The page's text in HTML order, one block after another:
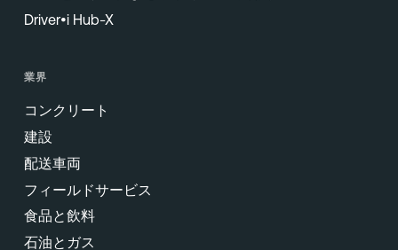
Driver•i Hub-X
業界
コンクリート
建設
配送車両
フィールドサービス
食品と飲料
石油とガス